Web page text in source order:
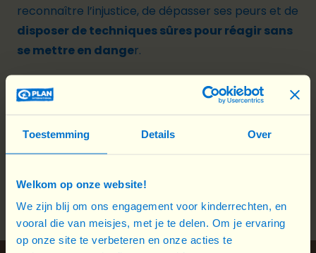
Toestemming Details Over
Welkom op onze website!
We zijn blij om ons engagement voor kinderrechten, en
vooral die van meisjes, met je te delen. Om je ervaring
op onze site te verbeteren en onze acties te
reconnaître l’injustice, de dépasser ses peurs et de
disposer de techniques sûres pour réagir sans
se mettre en danger.
Voilà pourquoi nous aidons les enfants àidentifier
comprendre les
mécanismes
intervenir en tant que
qui renforcent leur confiance et leur sentiment de
sécurité.